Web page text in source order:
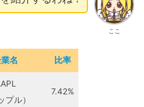
ここ
名 比率
プル）
7.42%